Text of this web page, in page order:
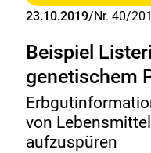
23.10.2019/Nr. 40/
Beispiel
genetischem
von
aufzuspüren